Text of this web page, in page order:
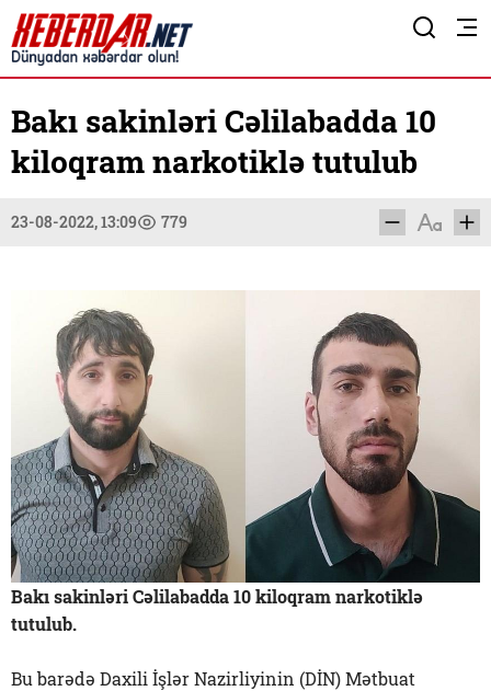
Bakı sakinləri Cəlilabadda 10
kiloqram narkotiklə tutulub
23-08-2022, 13:09 779
Bakı sakinləri Cəlilabadda 10 kiloqram narkotiklə
tutulub.
Bu barədə Daxili İşlər Nazirliyinin (DİN) Mətbuat